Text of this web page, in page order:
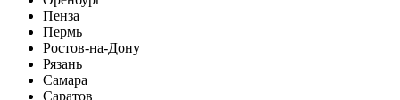
Пенза
Пермь
Ростов-на-Дону
Рязань
Самара
Саратов